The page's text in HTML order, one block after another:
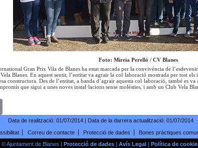
Foto: Mireia Perelló / CV Blanes
Gran Prix Vila de Blanes ha estat marcada per la convivència de
Blanes. En aquest sentit, l’entitat va agrair la col·laboració mostrada per tost
constructora. Des de l’entitat, a banda d’agrair aquesta col·laboració, també es
que sigui a unes noves instal·lacions sense molèsties, i amb un Club Vela
Data de realització: 01/07/2014 | Data de la darrera actualització: 01/07/2014
Correu de contacte Protecció de dades
Bones pràctiques
© Ajuntament de Blanes | Protecció de dades| Avís Legal| Política de